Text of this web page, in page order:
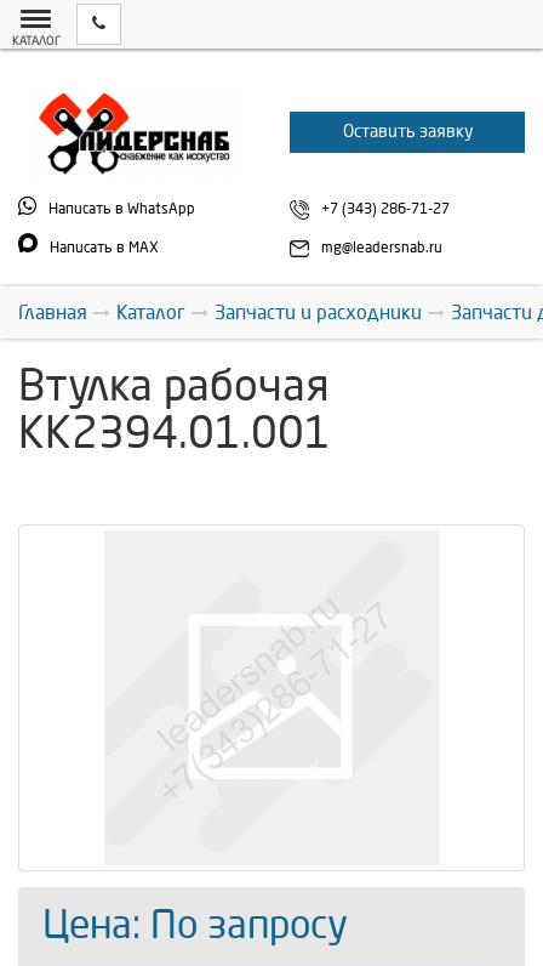
КАТАЛОГ
Оставить заявку
Написать в WhatsApp
Написать в MAX
+7 (343) 286-71-27
mg@leadersnab.ru
Главная Каталог Запчасти и расходники Запчасти
Втулка рабочая
КК2394.01.001
Цена: По запросу